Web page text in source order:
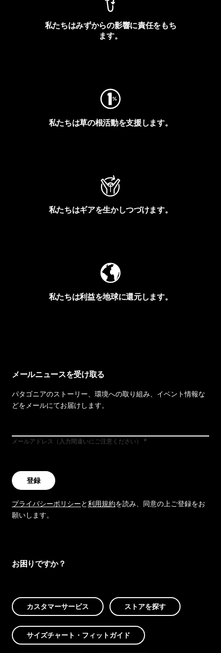
私たちはみずからの影響に責任をもち
ます。
私たちは草の根活動を支援します。
私たちはギアを生かしつづけます。
私たちは利益を地球に還元します。
メールニュースを受け取る
パタゴニアのストーリー、環境への取り組み、イベント情報な
どをメールにてお届けします。
メールアドレス（入力間違いにご注意ください）
登録
プライバシーポリシーと利用規約を読み、同意の上ご登録をお
願いします。
お困りですか？
カスタマーサービス ストアを探す
サイズチャート・フィットガイド